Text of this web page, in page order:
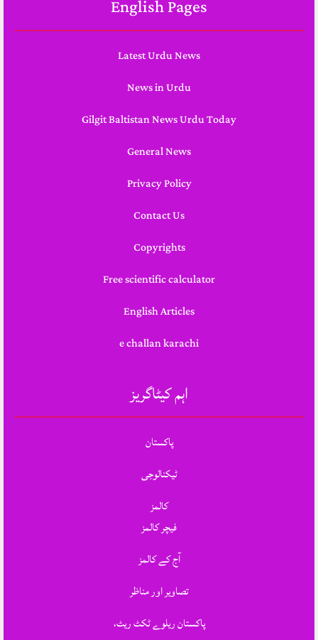
English Pages
Latest Urdu News
News in Urdu
Gilgit Baltistan News Urdu Today
General News
Privacy Policy
Contact Us
Copyrights
Free scientific calculator
English Articles
e challan karachi
اہم کیٹاگریز
پاکستان
ٹیکنالوجی
کالمز
فیچر کالمز
آج کے کالمز
تصاویر اور مناظر
پاکستان ریلوے ٹکٹ ریٹ،